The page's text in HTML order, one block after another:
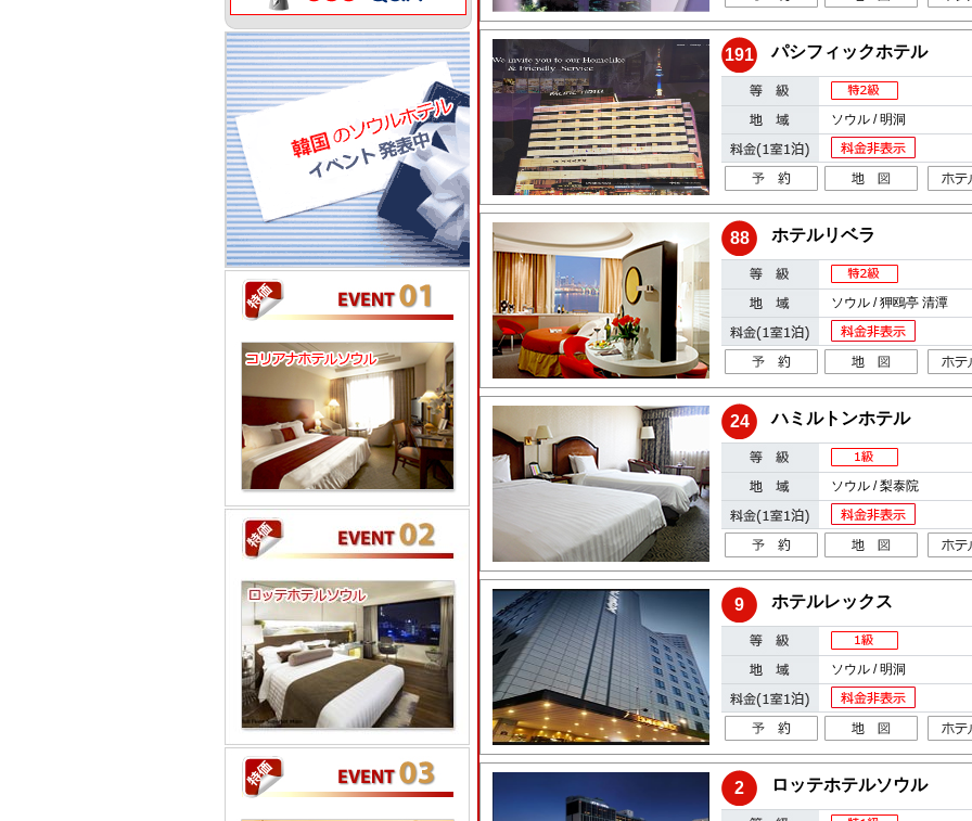
191 パシフィックホテル
ソウル / 明洞
88 ホテルリベラ
ソウル / 狎鴎亭 清潭
24 ハミルトンホテル
ソウル / 梨泰院
9 ホテルレックス
ソウル / 明洞
2 ロッテホテルソウル